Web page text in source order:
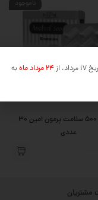
ناموجود
آناهیل 500 سلامت پرمون امین 30
عددی
مشتریان
از
24 مرداد ماه
به